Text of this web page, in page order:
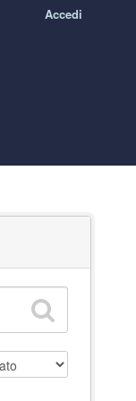
Accedi